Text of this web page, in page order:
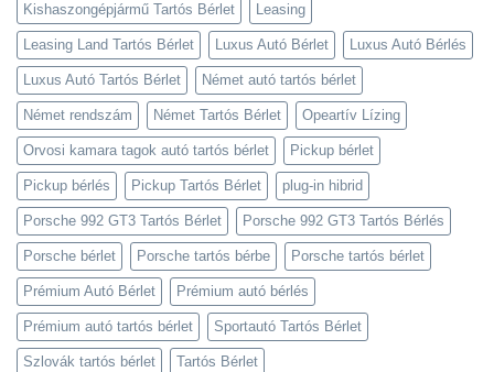
Kishaszongépjármű Tartós Bérlet Leasing
Leasing Land Tartós Bérlet Luxus Autó Bérlet Luxus Autó Bérlés
Luxus Autó Tartós Bérlet Német autó tartós bérlet
Német rendszám Német Tartós Bérlet Opeartív Lízing
Orvosi kamara tagok autó tartós bérlet Pickup bérlet
Pickup bérlés Pickup Tartós Bérlet plug-in hibrid
Porsche 992 GT3 Tartós Bérlet Porsche 992 GT3 Tartós Bérlés
Porsche bérlet Porsche tartós bérbe Porsche tartós bérlet
Prémium Autó Bérlet Prémium autó bérlés
Prémium autó tartós bérlet Sportautó Tartós Bérlet
Szlovák tartós bérlet Tartós Bérlet